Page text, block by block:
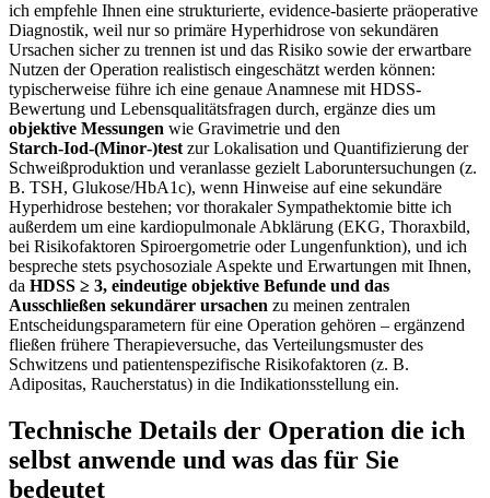
ich empfehle Ihnen ⁤eine strukturierte, evidence-basierte präoperative
Diagnostik, ⁣weil nur so primäre Hyperhidrose von sekundären
Ursachen ⁤sicher zu trennen ist und ‍das Risiko sowie der erwartbare
Nutzen der Operation realistisch eingeschätzt​ werden können:
typischerweise führe⁣ ich eine genaue Anamnese mit HDSS-
Bewertung und Lebensqualitätsfragen durch, ergänze dies um
objektive Messungen wie Gravimetrie und den
Starch‑Iod‑(Minor‑)test zur Lokalisation und Quantifizierung der
Schweißproduktion und veranlasse gezielt Laboruntersuchungen (z.
B. TSH, ⁤Glukose/HbA1c), wenn Hinweise auf eine sekundäre
Hyperhidrose bestehen; vor thorakaler Sympathektomie bitte ich
außerdem um eine kardiopulmonale Abklärung (EKG, Thoraxbild,
bei Risikofaktoren Spiroergometrie oder⁢ Lungenfunktion), und ‍ich
bespreche stets ​psychosoziale Aspekte und Erwartungen mit ‌Ihnen,
da HDSS ≥ 3,⁤ eindeutige ‍objektive Befunde und das
Ausschließen sekundärer ursachen zu meinen zentralen
⁢Entscheidungsparametern für eine Operation gehören – ergänzend
fließen frühere Therapieversuche, das Verteilungsmuster des
Schwitzens und patientenspezifische Risikofaktoren (z. B.
Adipositas, Raucherstatus) in die Indikationsstellung ein.
Technische Details der Operation die ich
selbst anwende und was das⁢ für Sie
bedeutet